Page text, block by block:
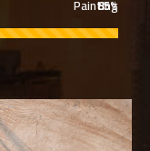
Painting
85%